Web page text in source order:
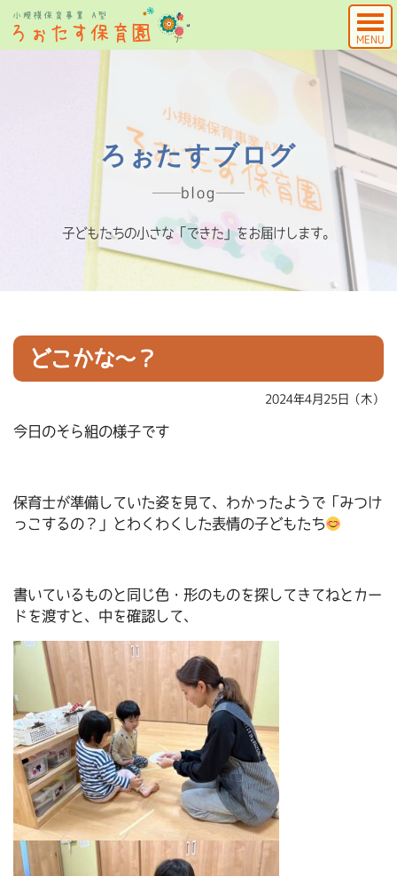
MENU
ろぉたすブログ
blog
子どもたちの小さな「できた」をお届けします。
どこかな～？
2024年4月25日（木）
今日のそら組の様子です
保育士が準備していた姿を見て、わかったようで「みつけ
っこするの？」とわくわくした表情の子どもたち
書いているものと同じ色・形のものを探してきてねとカー
ドを渡すと、中を確認して、